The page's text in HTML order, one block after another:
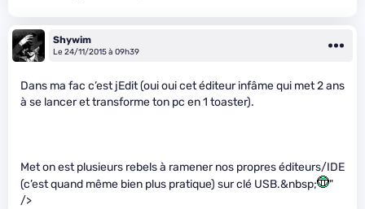
Shywim
Le 24/11/2015 à 09h39
Dans ma fac c’est jEdit (oui oui cet éditeur infâme qui met 2 ans
à se lancer et transforme ton pc en 1 toaster).
Met on est plusieurs rebels à ramener nos propres éditeurs/IDE
(c’est quand même bien plus pratique) sur clé USB.&nbsp;
"
/>